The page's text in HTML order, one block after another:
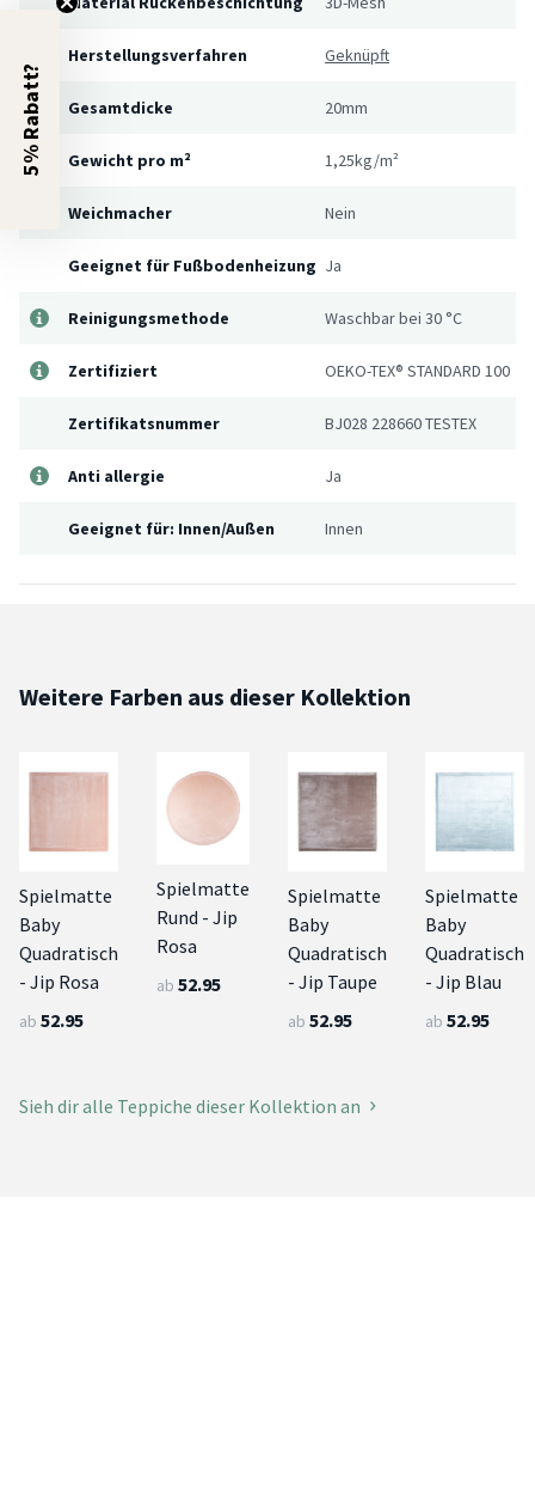
Herstellungsverfahren Geknüpft
Gesamtdicke 20mm
Gewicht pro m² 1,25kg/m²
Weichmacher Nein
Geeignet für Fußbodenheizung Ja
Reinigungsmethode Waschbar bei 30 °C
Zertifiziert OEKO-TEX® STANDARD 100
Zertifikatsnummer BJ028 228660 TESTEX
Anti allergie Ja
Geeignet für: Innen/Außen Innen
Weitere Farben aus dieser Kollektion
Spielmatte
Baby
Quadratisch
- Jip Rosa
ab 52.95
Spielmatte
Rund - Jip
Rosa
ab 52.95
Spielmatte
Baby
Quadratisch
- Jip Taupe
ab 52.95
Spielmatte
Baby
Quadratisch
- Jip Blau
ab 52.95
Sieh dir alle Teppiche dieser Kollektion an
5% Rabatt?